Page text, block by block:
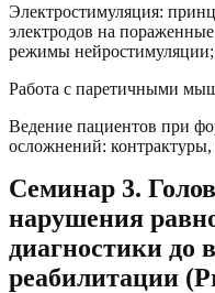
Электростимуляция:
электродов на
режимы
Работа с паретичными
Ведение пациентов при
осложнений: контрактуры,
Семинар 3.
нарушения
диагностики до
реабилитации